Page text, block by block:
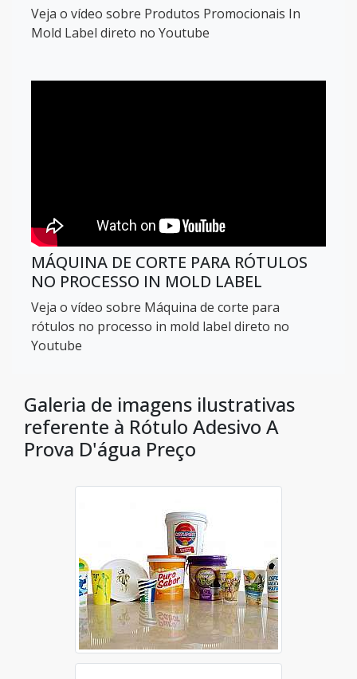
Veja o vídeo sobre Produtos Promocionais In
Mold Label direto no Youtube
MÁQUINA DE CORTE PARA RÓTULOS
NO PROCESSO IN MOLD LABEL
Veja o vídeo sobre Máquina de corte para
rótulos no processo in mold label direto no
Youtube
Galeria de imagens ilustrativas
referente à Rótulo Adesivo A
Prova D'água Preço